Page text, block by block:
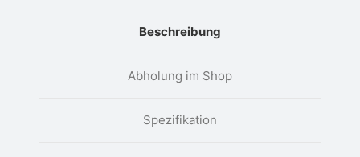
Beschreibung
Abholung im Shop
Spezifikation